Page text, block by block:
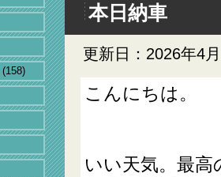
(158)
本日納車
更新日：2026年4
こんにちは。
いい天気。最